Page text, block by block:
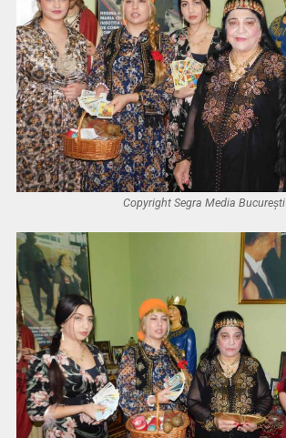
Copyright Segra Media București